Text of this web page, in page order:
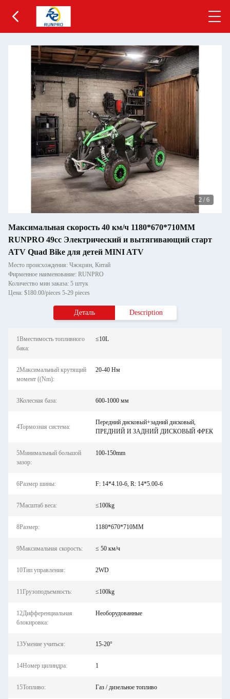
2 / 6
Максимальная скорость 40 км/ч 1180*670*710MM
RUNPRO 49cc Электрический и вытягивающий старт
ATV Quad Bike для детей MINI ATV
Место происхождения: Чжэцзян, Китай
Фирменное наименование: RUNPRO
Количество мин заказа: 5 штук
Цена: $180.00/pieces 5-29 pieces
Деталь Description
1Вместимость топливного
бака:
≤10L
2Максимальный крутящий
момент ((Nm):
20-40 Нм
3Колесная база: 600-1000 мм
4Тормозная система:
Передний дисковый+задний дисковый,
ПРЕДНИЙ И ЗАДНИЙ ДИСКОВЫЙ ФРЕК
5Минимальный большой
зазор:
100-150mm
6Размер шины: F: 14*4.10-6, R: 14*5.00-6
7Масштаб веса: ≤100kg
8Размер: 1180*670*710MM
9Максимальная скорость: ≤ 50 км/ч
10Тип управления: 2WD
11Грузоподъемность: ≤100kg
12Дифференциальная
блокировка:
Необорудованные
13Умение учиться: 15-20°
14Номер цилиндра: 1
15Топливо: Газ / дизельное топливо